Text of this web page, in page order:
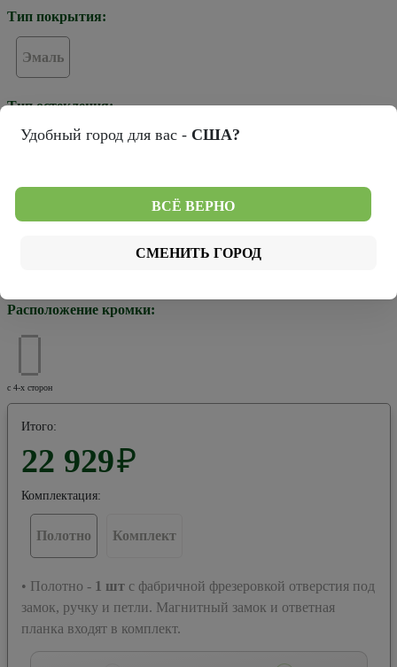
Тип покрытия:
Эмаль
Тип остекления:
Расположение кромки:
с 4-х сторон
Итого:
22 929₽
Комплектация:
Полотно Комплект
• Полотно - 1 штс фабричной фрезеровкой отверстия под
замок, ручку и петли. Магнитный замок и ответная
планка входят в комплект.
Удобный город для вас - США?
ВСЁ ВЕРНО
СМЕНИТЬ ГОРОД